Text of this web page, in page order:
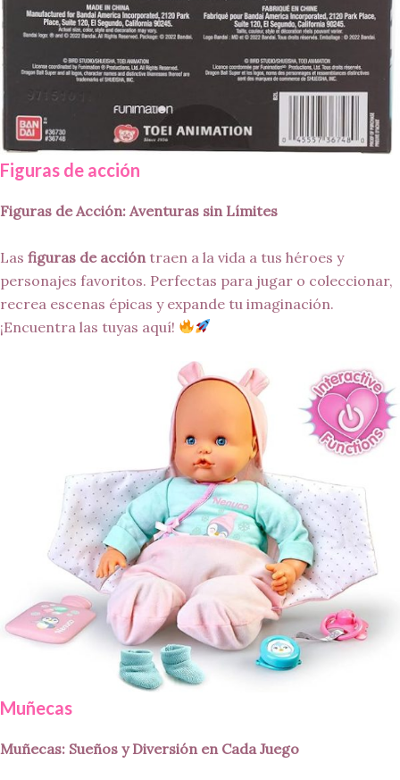
Figuras de acción
Figuras de Acción: Aventuras sin Límites
Las figuras de acción traen a la vida a tus héroes y
personajes favoritos. Perfectas para jugar o coleccionar,
recrea escenas épicas y expande tu imaginación.
¡Encuentra las tuyas aquí!
Muñecas
Muñecas: Sueños y Diversión en Cada Juego